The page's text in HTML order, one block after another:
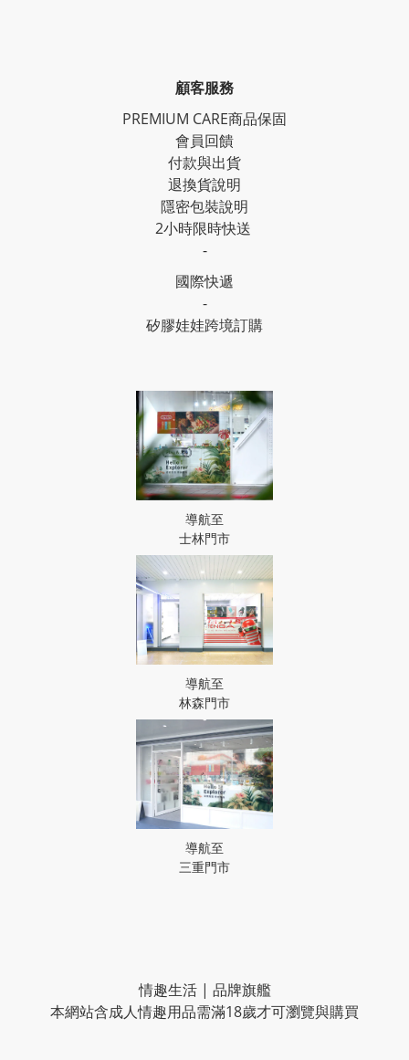
顧客服務
PREMIUM CARE商品保固
會員回饋
付款與出貨
退換貨說明
隱密包裝說明
2小時限時快送
-
國際快遞
-
矽膠娃娃跨境訂購
導航至
士林門市
導航至
林森門市
導航至
三重門市
情趣生活 | 品牌旗艦
本網站含成人情趣用品需滿18歲才可瀏覽與購買